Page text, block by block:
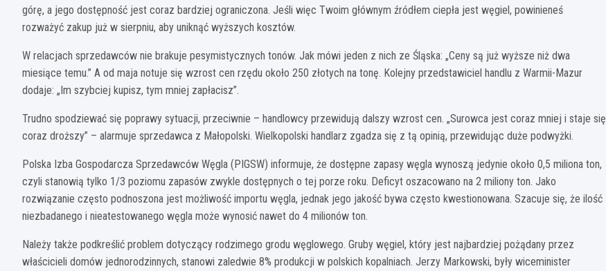
górę, a jego dostępność jest coraz bardziej ograniczona. Jeśli więc Twoim głównym źródłem ciepła jest węgiel, powinieneś
rozważyć zakup już w sierpniu, aby uniknąć wyższych kosztów.
W relacjach sprzedawców nie brakuje pesymistycznych tonów. Jak mówi jeden z nich ze Śląska: „Ceny są już wyższe niż dwa
miesiące temu.” A od maja notuje się wzrost cen rzędu około 250 złotych na tonę. Kolejny przedstawiciel handlu z Warmii-Mazur
dodaje: „Im szybciej kupisz, tym mniej zapłacisz”.
Trudno spodziewać się poprawy sytuacji, przeciwnie – handlowcy przewidują dalszy wzrost cen. „Surowca jest coraz mniej i staje się
coraz droższy” – alarmuje sprzedawca z Małopolski. Wielkopolski handlarz zgadza się z tą opinią, przewidując duże podwyżki.
Polska Izba Gospodarcza Sprzedawców Węgla (PIGSW) informuje, że dostępne zapasy węgla wynoszą jedynie około 0,5 miliona ton,
czyli stanowią tylko 1/3 poziomu zapasów zwykle dostępnych o tej porze roku. Deficyt oszacowano na 2 miliony ton. Jako
rozwiązanie często podnoszona jest możliwość importu węgla, jednak jego jakość bywa często kwestionowana. Szacuje się, że ilość
niezbadanego i nieatestowanego węgla może wynosić nawet do 4 milionów ton.
Należy także podkreślić problem dotyczący rodzimego grodu węglowego. Gruby węgiel, który jest najbardziej pożądany przez
właścicieli domów jednorodzinnych, stanowi zaledwie 8% produkcji w polskich kopalniach. Jerzy Markowski, były wiceminister